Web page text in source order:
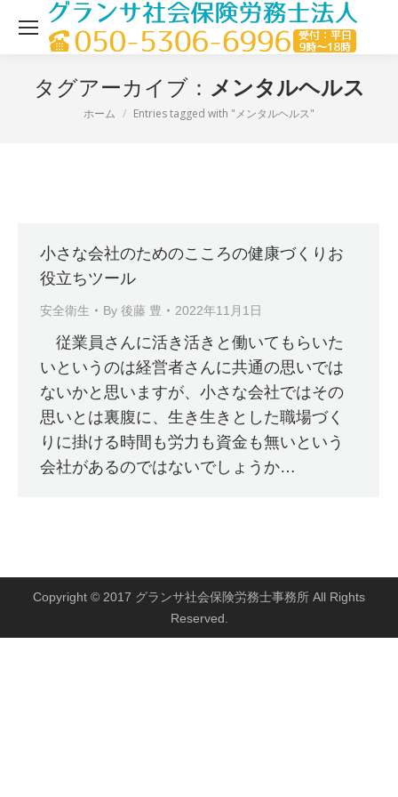
タグアーカイブ： メンタルヘルス
現在地：
ホーム Entries tagged with "メンタルヘルス"
小さな会社のためのこころの健康づくりお
役立ちツール
安全衛生 By 後藤 豊 2022年11月1日
従業員さんに活き活きと働いてもらいた
いというのは経営者さんに共通の思いでは
ないかと思いますが、小さな会社ではその
思いとは裏腹に、生き生きとした職場づく
りに掛ける時間も労力も資金も無いという
会社があるのではないでしょうか…
Copyright © 2017 グランサ社会保険労務士事務所 All Rights
Reserved.